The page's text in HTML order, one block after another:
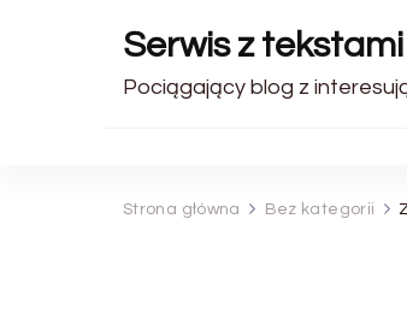
Serwis z
Pociągający blog z
Strona główna Bez kategorii